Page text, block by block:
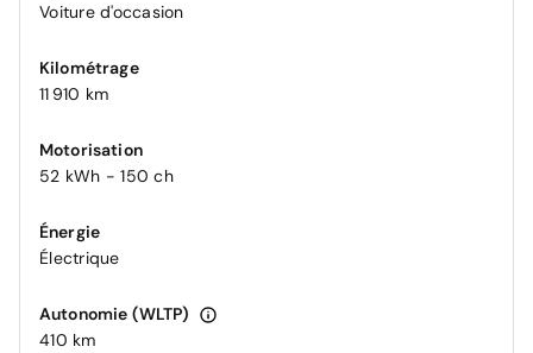
Voiture d'occasion
Kilométrage
11 910 km
Motorisation
52 kWh - 150 ch
Énergie
Électrique
Autonomie (WLTP)
410 km